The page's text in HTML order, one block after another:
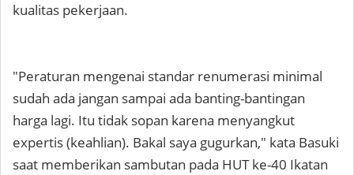
kualitas pekerjaan.
"Peraturan mengenai standar renumerasi minimal
sudah ada jangan sampai ada banting-bantingan
harga lagi. Itu tidak sopan karena menyangkut
expertis (keahlian). Bakal saya gugurkan," kata Basuki
saat memberikan sambutan pada HUT ke-40 Ikatan